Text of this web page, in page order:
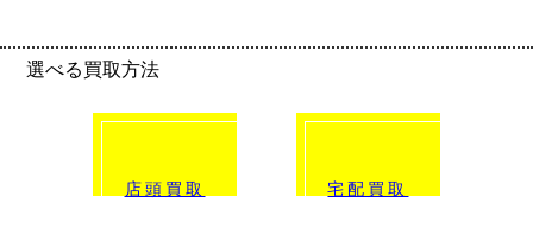
選べる買取方法
店頭買取 宅配買取